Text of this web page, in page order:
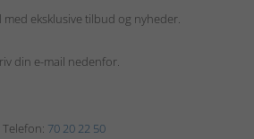
med eksklusive tilbud og nyheder.
din e-mail nedenfor.
Telefon: 70 20 22 50